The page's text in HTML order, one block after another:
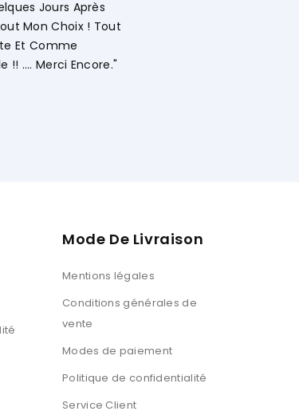
KHADIJA Super Compétente Qui Aide, Conseille,
Des Opérations. Société A L'écoute
Mode De Livraison
Mentions légales
Conditions générales de
vente
Modes de paiement
Politique de confidentialité
Service Client